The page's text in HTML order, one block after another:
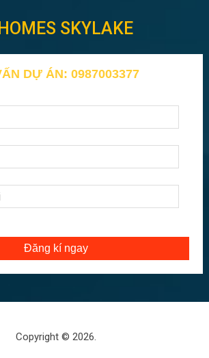
SKYLAKE
DỰ ÁN: 0987003377
Đăng kí ngay
Copyright © 2026.